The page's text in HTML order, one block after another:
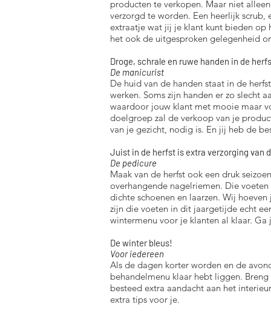
producten te verkopen. Maar niet
verzorgd te worden. Een heerlijk
extraatje wat jij je klant kunt bieden op
het ook de uitgesproken gelegenheid
Droge, schrale en ruwe handen in de
De manicurist
De huid van de handen staat in de
werken. Soms zijn handen er zo slecht
waardoor jouw klant met mooie maar
doelgroep zal de verkoop van je
van je gezicht, nodig is. En jij heb de
Juist in de herfst is extra verzorging van
De pedicure
Maak van de herfst ook een druk
overhangende nagelriemen. Die
dichte schoenen en laarzen. Wij
zijn die voeten in dit jaargetijde echt
wintermenu voor je klanten al klaar. Ga
De winter bleus!
Voor iedereen
Als de dagen korter worden en de
behandelmenu klaar hebt liggen.
besteed extra aandacht aan het
extra tips voor je.